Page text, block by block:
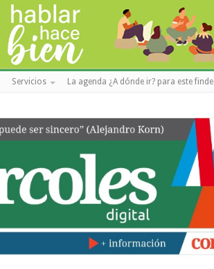
Servicios La agenda ¿A dónde ir? para este finde